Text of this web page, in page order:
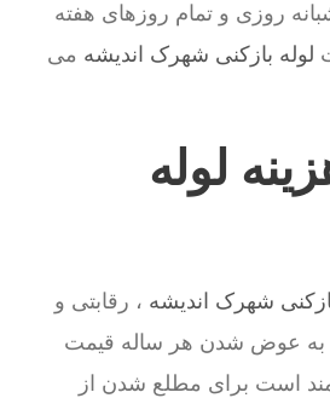
روزی و تمام روزهای هفته
لوله بازکنی شهرک اندیشه می
لوله
شهرک اندیشه ، رقابتی و
به عوض شدن هر ساله قیمت
است برای مطلع شدن از